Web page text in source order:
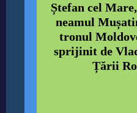
Ștefan cel
neamul
tronul
sprijinit de
Țării